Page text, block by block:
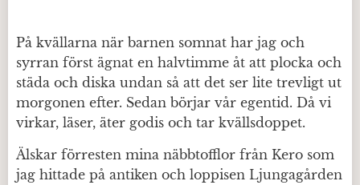
På kvällarna när barnen somnat har jag och
syrran först ägnat en halvtimme åt att plocka och
städa och diska undan så att det ser lite trevligt ut
morgonen efter. Sedan börjar vår egentid. Då vi
virkar, läser, äter godis och tar kvällsdoppet.
Älskar förresten mina näbbtofflor från Kero som
jag hittade på antiken och loppisen Ljungagården